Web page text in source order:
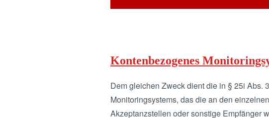
Kontenbezogenes
Dem gleichen Zweck dient die in § 25i Abs.
Monitoringsystems, das die an den
Akzeptanzstellen oder sonstige Empfänger